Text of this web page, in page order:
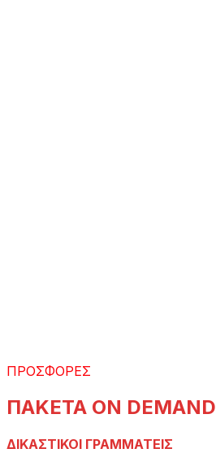
ΠΡΟΣΦΟΡΕΣ
ΠΑΚΕΤΑ ON DEMAND
ΔΙΚΑΣΤΙΚΟΙ ΓΡΑΜΜΑΤΕΙΣ